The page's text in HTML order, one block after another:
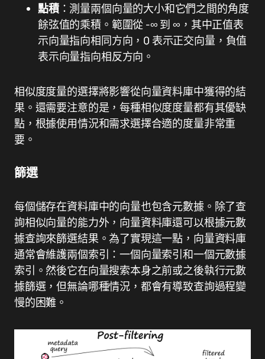
點積：測量兩個向量的大小和它們之間的角度
餘弦值的乘積。範圍從 -∞ 到 ∞，其中正值表
示向量指向相同方向，0 表示正交向量，負值
表示向量指向相反方向。
相似度度量的選擇將影響從向量資料庫中獲得的結
果。還需要注意的是，每種相似度度量都有其優缺
點，根據使用情況和需求選擇合適的度量非常重
要。
篩選
每個儲存在資料庫中的向量也包含元數據。除了查
詢相似向量的能力外，向量資料庫還可以根據元數
據查詢來篩選結果。為了實現這一點，向量資料庫
通常會維護兩個索引：一個向量索引和一個元數據
索引。然後它在向量搜索本身之前或之後執行元數
據篩選，但無論哪種情況，都會有導致查詢過程變
慢的困難。